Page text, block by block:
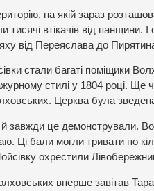
на якій зараз
втікачів від панщини. І
від Переяслава до
стали багаті поміщики
стилі у 1804 році. Ще
Церква була
й завжди це демонстрували.
Ці бали могли тривати по
охрестили
вперше завітав